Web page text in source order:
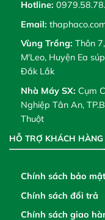
Hotline:
Email:
Vùng Trồng: Thôn
M'Leo, Huyện Ea
Đắk Lắk
Nhà Máy SX: Cụm
Nghiệp Tân An,
Thuột
HỖ TRỢ KHÁCH HÀNG
Chính sách bảo mật
Chính sách đổi trả
Chính sách giao